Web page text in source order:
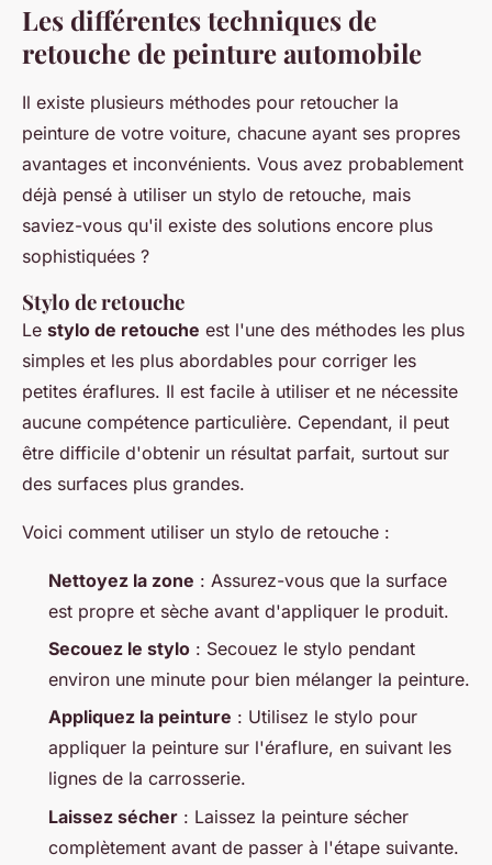
Les différentes techniques de
retouche de peinture automobile
Il existe plusieurs méthodes pour retoucher la
peinture de votre voiture, chacune ayant ses propres
avantages et inconvénients. Vous avez probablement
déjà pensé à utiliser un stylo de retouche, mais
saviez-vous qu'il existe des solutions encore plus
sophistiquées ?
Stylo de retouche
Le stylo de retouche est l'une des méthodes les plus
simples et les plus abordables pour corriger les
petites éraflures. Il est facile à utiliser et ne nécessite
aucune compétence particulière. Cependant, il peut
être difficile d'obtenir un résultat parfait, surtout sur
des surfaces plus grandes.
Voici comment utiliser un stylo de retouche :
Nettoyez la zone : Assurez-vous que la surface
est propre et sèche avant d'appliquer le produit.
Secouez le stylo : Secouez le stylo pendant
environ une minute pour bien mélanger la peinture.
Appliquez la peinture : Utilisez le stylo pour
appliquer la peinture sur l'éraflure, en suivant les
lignes de la carrosserie.
Laissez sécher : Laissez la peinture sécher
complètement avant de passer à l'étape suivante.